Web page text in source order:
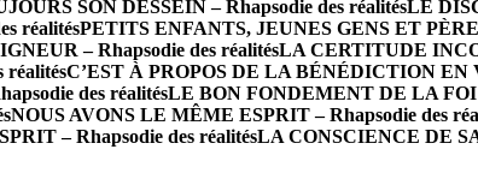
SON DESSEIN – Rhapsodie des réalitésLE
réalitésPETITS ENFANTS, JEUNES GENS ET
– Rhapsodie des réalitésLA CERTITUDE
C’EST À PROPOS DE LA BÉNÉDICTION EN
des réalitésLE BON FONDEMENT DE LA FOI
NOUS AVONS LE MÊME ESPRIT – Rhapsodie des
– Rhapsodie des réalitésLA CONSCIENCE DE